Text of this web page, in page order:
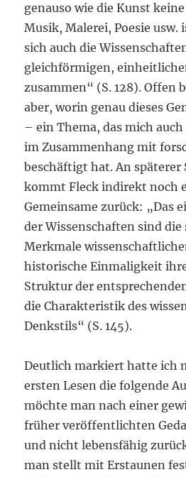
genauso wie die Kunst
Musik, Malerei, Poesie usw.
sich auch die
gleichförmigen,
zusammen“ (S. 128). Offen
aber, worin genau dieses
– ein Thema, das mich
im Zusammenhang mit
beschäftigt hat. An späterer
kommt Fleck indirekt noch
Gemeinsame zurück: „Das
der Wissenschaften sind
Merkmale
historische Einmaligkeit
Struktur der
die Charakteristik des
Denkstils“ (S. 145).
Deutlich markiert hatte ich
ersten Lesen die folgende
möchte man nach einer
früher veröffentlichten
und nicht lebensfähig
man stellt mit Erstaunen